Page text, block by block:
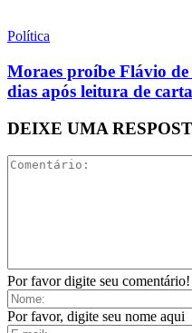
Política
Moraes proíbe Flávio
dias após leitura de carta
DEIXE UMA
Por favor digite seu comentário!
Por favor, digite seu nome aqui